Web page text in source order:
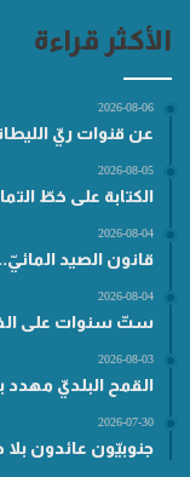
الأكثر قراءة
2026-08-06
عن قنوات ريّ
2026-08-05
الكتابة على خطّ
2026-08-04
قانون الصيد
2026-08-04
ستّ سنوات على
2026-08-03
القمح البلديّ مهدد
2026-07-30
جنوبيّون عائدون